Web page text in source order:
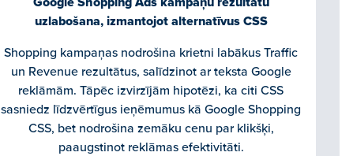
uzlabošana, izmantojot alternatīvus CSS
Shopping kampaņas nodrošina krietni labākus Traffic
un Revenue rezultātus, salīdzinot ar teksta Google
reklāmām. Tāpēc izvirzījām hipotēzi, ka citi CSS
sasniedz līdzvērtīgus ieņēmumus kā Google Shopping
CSS, bet nodrošina zemāku cenu par klikšķi,
paaugstinot reklāmas efektivitāti.